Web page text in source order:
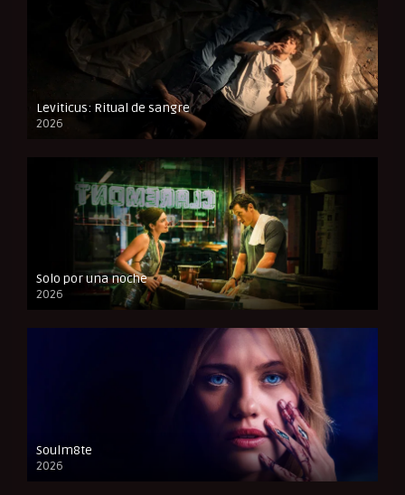
Leviticus: Ritual de sangre
2026
FULL HD
Solo por una noche
2026
CAM
Soulm8te
2026
FULL HD